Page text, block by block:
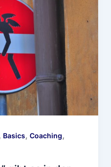
, Basics, Coaching,